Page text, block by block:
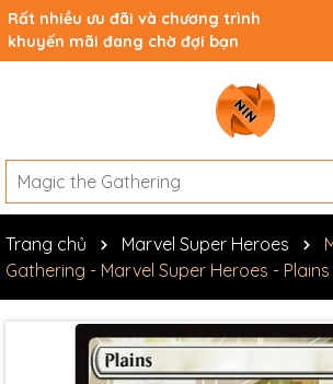
Rất nhiều ưu đãi và chương trình
khuyến mãi đang chờ đợi bạn
Trang chủ Marvel Super Heroes
Gathering - Marvel Super Heroes -